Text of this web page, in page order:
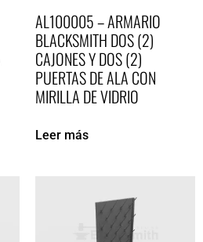
AL100005 – ARMARIO
BLACKSMITH DOS (2)
CAJONES Y DOS (2)
PUERTAS DE ALA CON
MIRILLA DE VIDRIO
Leer más